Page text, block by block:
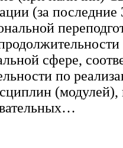
(за последние
сфере,
по
(модулей),